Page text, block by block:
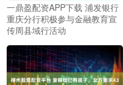
一鼎盈配资APP下载 浦发银行
重庆分行积极参与金融教育宣
传周县域行活动